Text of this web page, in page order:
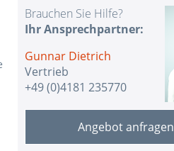
Brauchen Sie Hilfe?
Ihr Ansprechpartner:
Gunnar Dietrich
Vertrieb
+49 (0)4181 235770
Angebot anfragen